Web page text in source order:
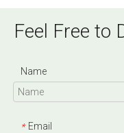
Feel Free to
Name
* Email